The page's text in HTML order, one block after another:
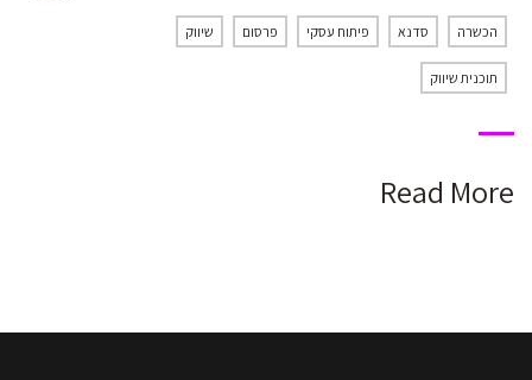
הכשרה סדנא פיתוח עסקי פרסום שיווק
תוכנית שיווק
Read More